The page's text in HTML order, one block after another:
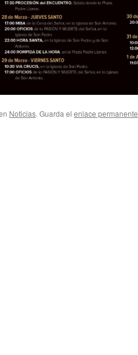
Noticias. Guarda el enlace permanente